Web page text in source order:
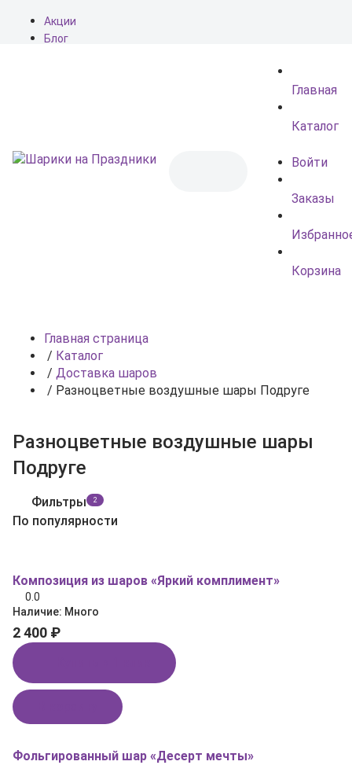
Акции
Блог
Главная
Каталог
Войти
Заказы
Корзина
Главная страница
/ Каталог
/ Доставка шаров
/ Разноцветные воздушные шары Подруге
Разноцветные воздушные шары
Подруге
Фильтры 2
По популярности
Композиция из шаров «Яркий комплимент»
0.0
Наличие: Много
2 400 ₽
Фольгированный шар «Десерт мечты»